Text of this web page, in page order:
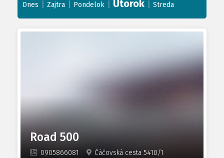
Dnes Zajtra Pondelok Utorok Streda
Road 500
0905866081 Čáčovská cesta 5410/1